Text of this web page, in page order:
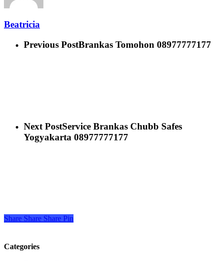
Beatricia
Previous PostBrankas Tomohon 08977777177
Next PostService Brankas Chubb Safes
Yogyakarta 08977777177
Share Share Share Pin
Categories